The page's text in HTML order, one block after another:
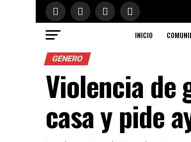
INICIO
GENERO
Violencia de
casa y pide